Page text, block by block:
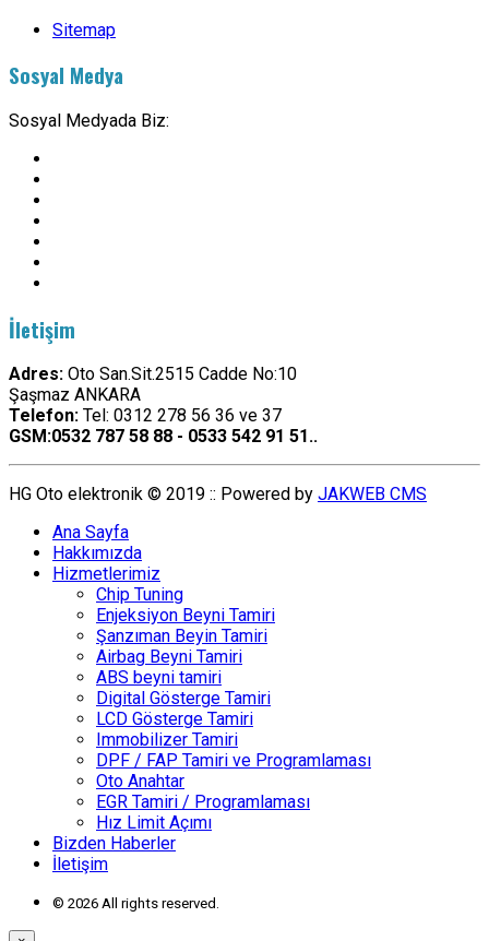
Sitemap
Sosyal Medya
Sosyal Medyada Biz:
İletişim
Adres: Oto San.Sit.2515 Cadde No:10
Şaşmaz ANKARA
Telefon: Tel: 0312 278 56 36 ve 37
GSM:0532 787 58 88 - 0533 542 91 51..
HG Oto elektronik © 2019 :: Powered by JAKWEB CMS
Ana Sayfa
Hakkımızda
Hizmetlerimiz
Chip Tuning
Enjeksiyon Beyni Tamiri
Şanzıman Beyin Tamiri
Airbag Beyni Tamiri
ABS beyni tamiri
Digital Gösterge Tamiri
LCD Gösterge Tamiri
Immobilizer Tamiri
DPF / FAP Tamiri ve Programlaması
Oto Anahtar
EGR Tamiri / Programlaması
Hız Limit Açımı
Bizden Haberler
İletişim
© 2026 All rights reserved.